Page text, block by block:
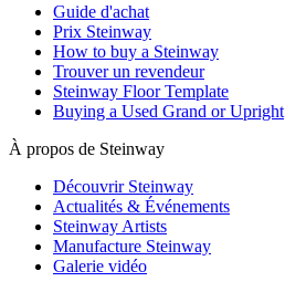
Guide d'achat
Prix Steinway
How to buy a Steinway
Trouver un revendeur
Steinway Floor Template
Buying a Used Grand or Upright
À propos de Steinway
Découvrir Steinway
Actualités & Événements
Steinway Artists
Manufacture Steinway
Galerie vidéo